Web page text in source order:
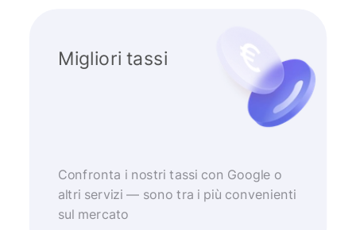
Migliori tassi
Confronta i nostri tassi con Google o
altri servizi — sono tra i più convenienti
sul mercato